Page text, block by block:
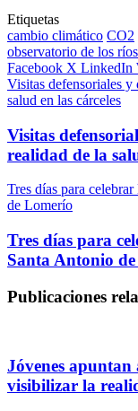
Etiquetas
cambio climático CO2
observatorio de los ríos
Facebook X LinkedIn
Visitas defensoriales
salud en las cárceles
Visitas
realidad de la
Tres días para
de Lomerío
Tres días para
Santa Antonio
Publicaciones
Jóvenes
visibilizar la